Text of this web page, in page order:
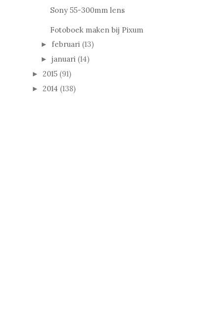
Sony 55-300mm lens
Fotoboek maken bij Pixum
► februari (13)
► januari (14)
► 2015 (91)
► 2014 (138)